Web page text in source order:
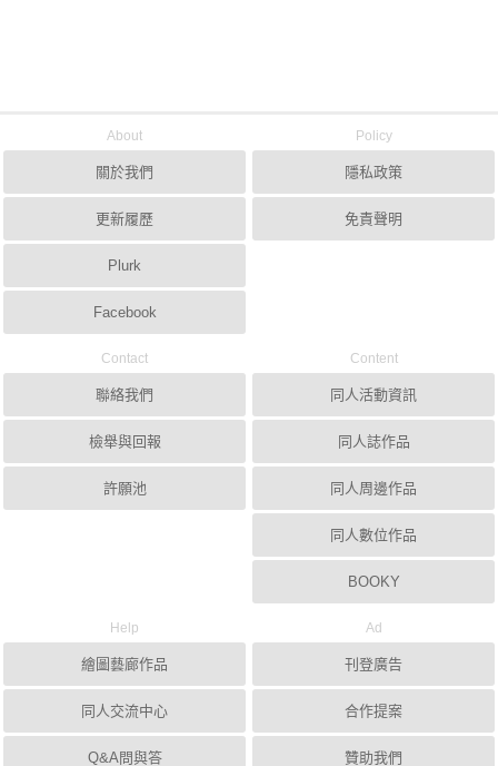
About
關於我們
更新履歷
Plurk
Facebook
Policy
隱私政策
免責聲明
Contact
聯絡我們
檢舉與回報
許願池
Content
同人活動資訊
同人誌作品
同人周邊作品
同人數位作品
BOOKY
Help
繪圖藝廊作品
同人交流中心
Q&A問與答
Ad
刊登廣告
合作提案
贊助我們